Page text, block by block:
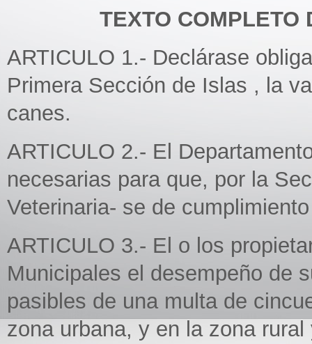
TEXTO COMPLETO
ARTICULO 1.- Declárase
Primera Sección de Islas , la
canes.
ARTICULO 2.- El
necesarias para que, por la
Veterinaria- se de
ARTICULO 3.- El o los
Municipales el desempeño de
pasibles de una multa de
zona urbana, y en la zona